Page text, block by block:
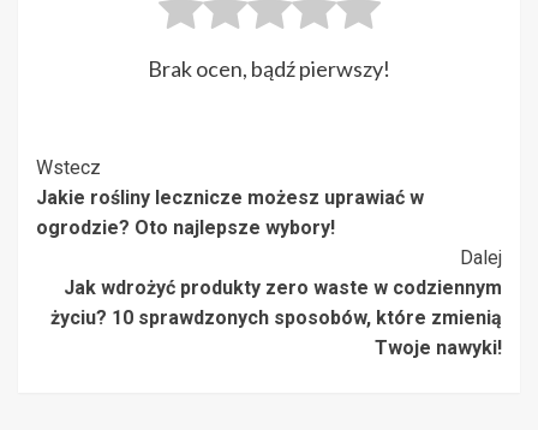
Brak ocen, bądź pierwszy!
Post
Navigation
Wstecz
Jakie rośliny lecznicze możesz uprawiać w
ogrodzie? Oto najlepsze wybory!
Dalej
Jak wdrożyć produkty zero waste w codziennym
życiu? 10 sprawdzonych sposobów, które zmienią
Twoje nawyki!